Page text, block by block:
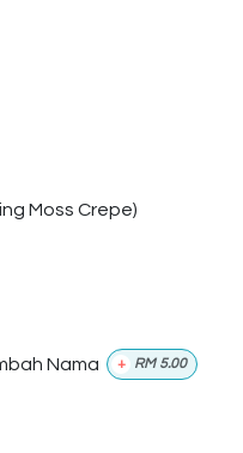
Moss Crepe)
Nama + RM 5.00